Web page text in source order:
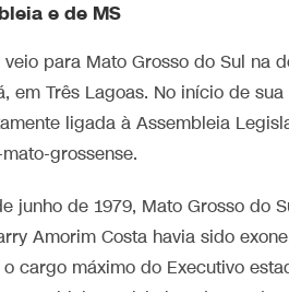
e de MS
para Mato Grosso do Sul na
Três Lagoas. No início de
ligada à Assembleia
grossense.
junho de 1979, Mato Grosso do
Amorim Costa havia sido
cargo máximo do Executivo